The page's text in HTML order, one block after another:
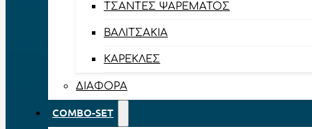
ΤΣΆΝΤΕΣ ΨΑΡΈΜΑΤΟΣ
ΒΑΛΙΤΣΆΚΙΑ
ΚΑΡΈΚΛΕΣ
ΔΙΆΦΟΡΑ
COMBO-SET